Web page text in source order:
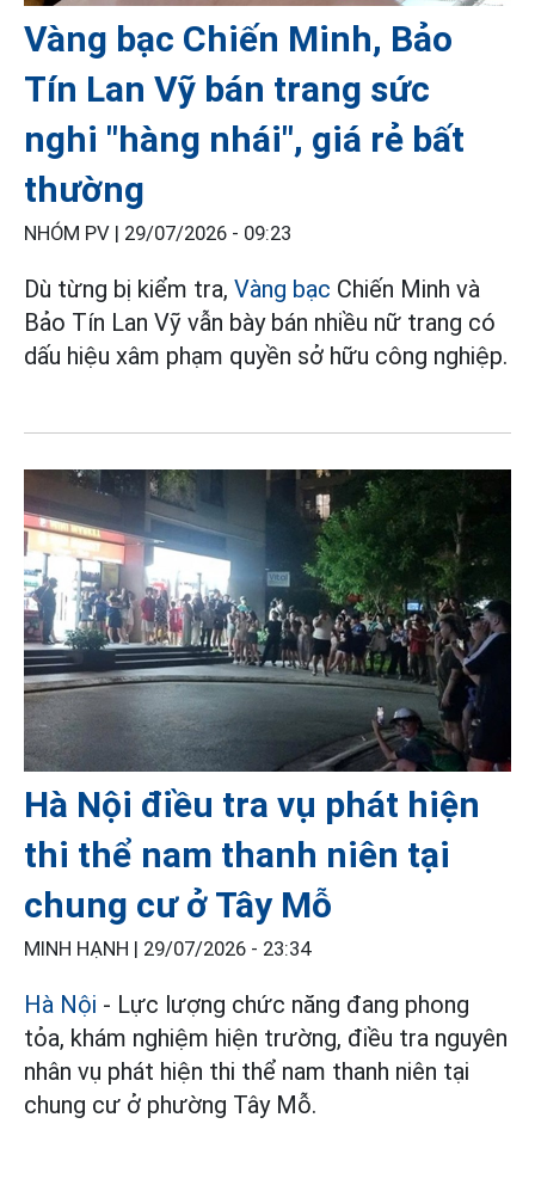
Vàng bạc Chiến Minh, Bảo
Tín Lan Vỹ bán trang sức
nghi "hàng nhái", giá rẻ bất
thường
NHÓM PV | 29/07/2026 - 09:23
Dù từng bị kiểm tra, Vàng bạc Chiến Minh và
Bảo Tín Lan Vỹ vẫn bày bán nhiều nữ trang có
dấu hiệu xâm phạm quyền sở hữu công nghiệp.
Hà Nội điều tra vụ phát hiện
thi thể nam thanh niên tại
chung cư ở Tây Mỗ
MINH HẠNH | 29/07/2026 - 23:34
Hà Nội - Lực lượng chức năng đang phong
tỏa, khám nghiệm hiện trường, điều tra nguyên
nhân vụ phát hiện thi thể nam thanh niên tại
chung cư ở phường Tây Mỗ.